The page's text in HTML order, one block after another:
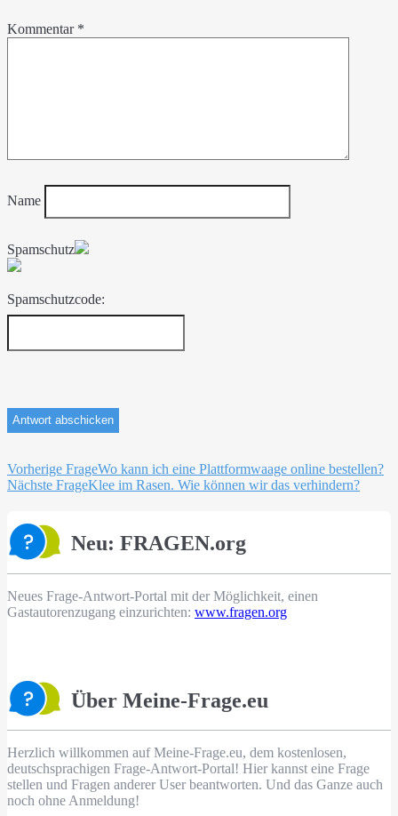
Kommentar *
Name
Spamschutz
Spamschutzcode:
Beitragsnavigation
Vorherige FrageWo kann ich eine Plattformwaage online bestellen?
Nächste FrageKlee im Rasen. Wie können wir das verhindern?
Neu: FRAGEN.org
Neues Frage-Antwort-Portal mit der Möglichkeit, einen
Gastautorenzugang einzurichten: www.fragen.org
Über Meine-Frage.eu
Herzlich willkommen auf Meine-Frage.eu, dem kostenlosen,
deutschsprachigen Frage-Antwort-Portal! Hier kannst eine Frage
stellen und Fragen anderer User beantworten. Und das Ganze auch
noch ohne Anmeldung!